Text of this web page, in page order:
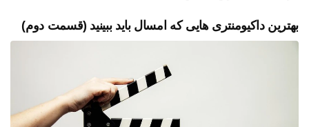
بهترین داکیومنتری هایی که امسال باید ببینید (قسمت دوم)